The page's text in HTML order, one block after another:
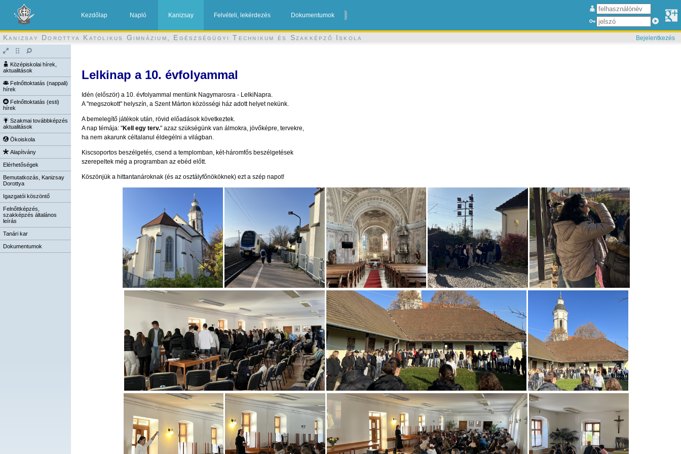
Kezdőlap Napló Kanizsay Felvételi, lekérdezés Dokumentumok
Kanizsay Dorottya Katolikus Gimnázium, Egészségügyi Technikum és Szakképző Iskola Bejelentkezés
Középiskolai hírek,
aktualitások
Felnőttoktatás (nappali)
hírek
Felnőttoktatás (esti)
hírek
Szakmai továbbképzés
aktualitások
Ökoiskola
Alapítvány
Elérhetőségek
Bemutatkozás, Kanizsay
Dorottya
Igazgatói köszöntő
Felnőttképzés,
szakképzés általános
leírás
Tanári kar
Dokumentumok
Lelkinap a 10. évfolyammal
Idén (először) a 10. évfolyammal mentünk Nagymarosra - LelkiNapra.
A "megszokott" helyszín, a Szent Márton közösségi ház adott helyet nekünk.
A bemelegítő játékok után, rövid előadások következtek.
A nap témája: "Kell egy terv." azaz szükségünk van álmokra, jövőképre, tervekre,
ha nem akarunk céltalanul éldegélni a világban.
Kiscsoportos beszélgetés, csend a templomban, két-háromfős beszélgetések
szerepeltek még a programban az ebéd előtt.
Köszönjük a hittantanároknak (és az osztályfőnököknek) ezt a szép napot!